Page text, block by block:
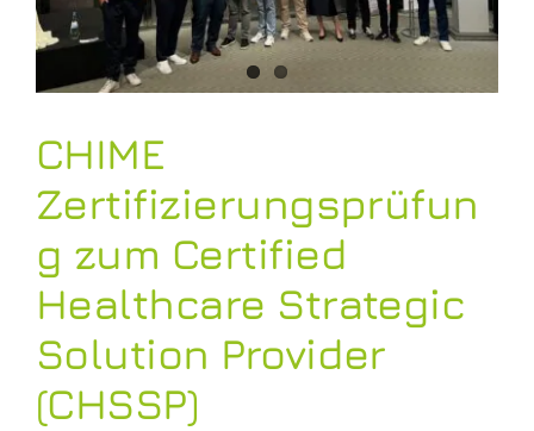
CHIME
Zertifizierungsprüfun
g zum Certified
Healthcare Strategic
Solution Provider
(CHSSP)